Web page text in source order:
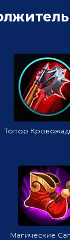
Топор
Магические